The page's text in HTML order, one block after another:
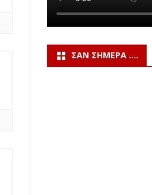
ΣΑΝ ΣΉΜΕΡΑ ….